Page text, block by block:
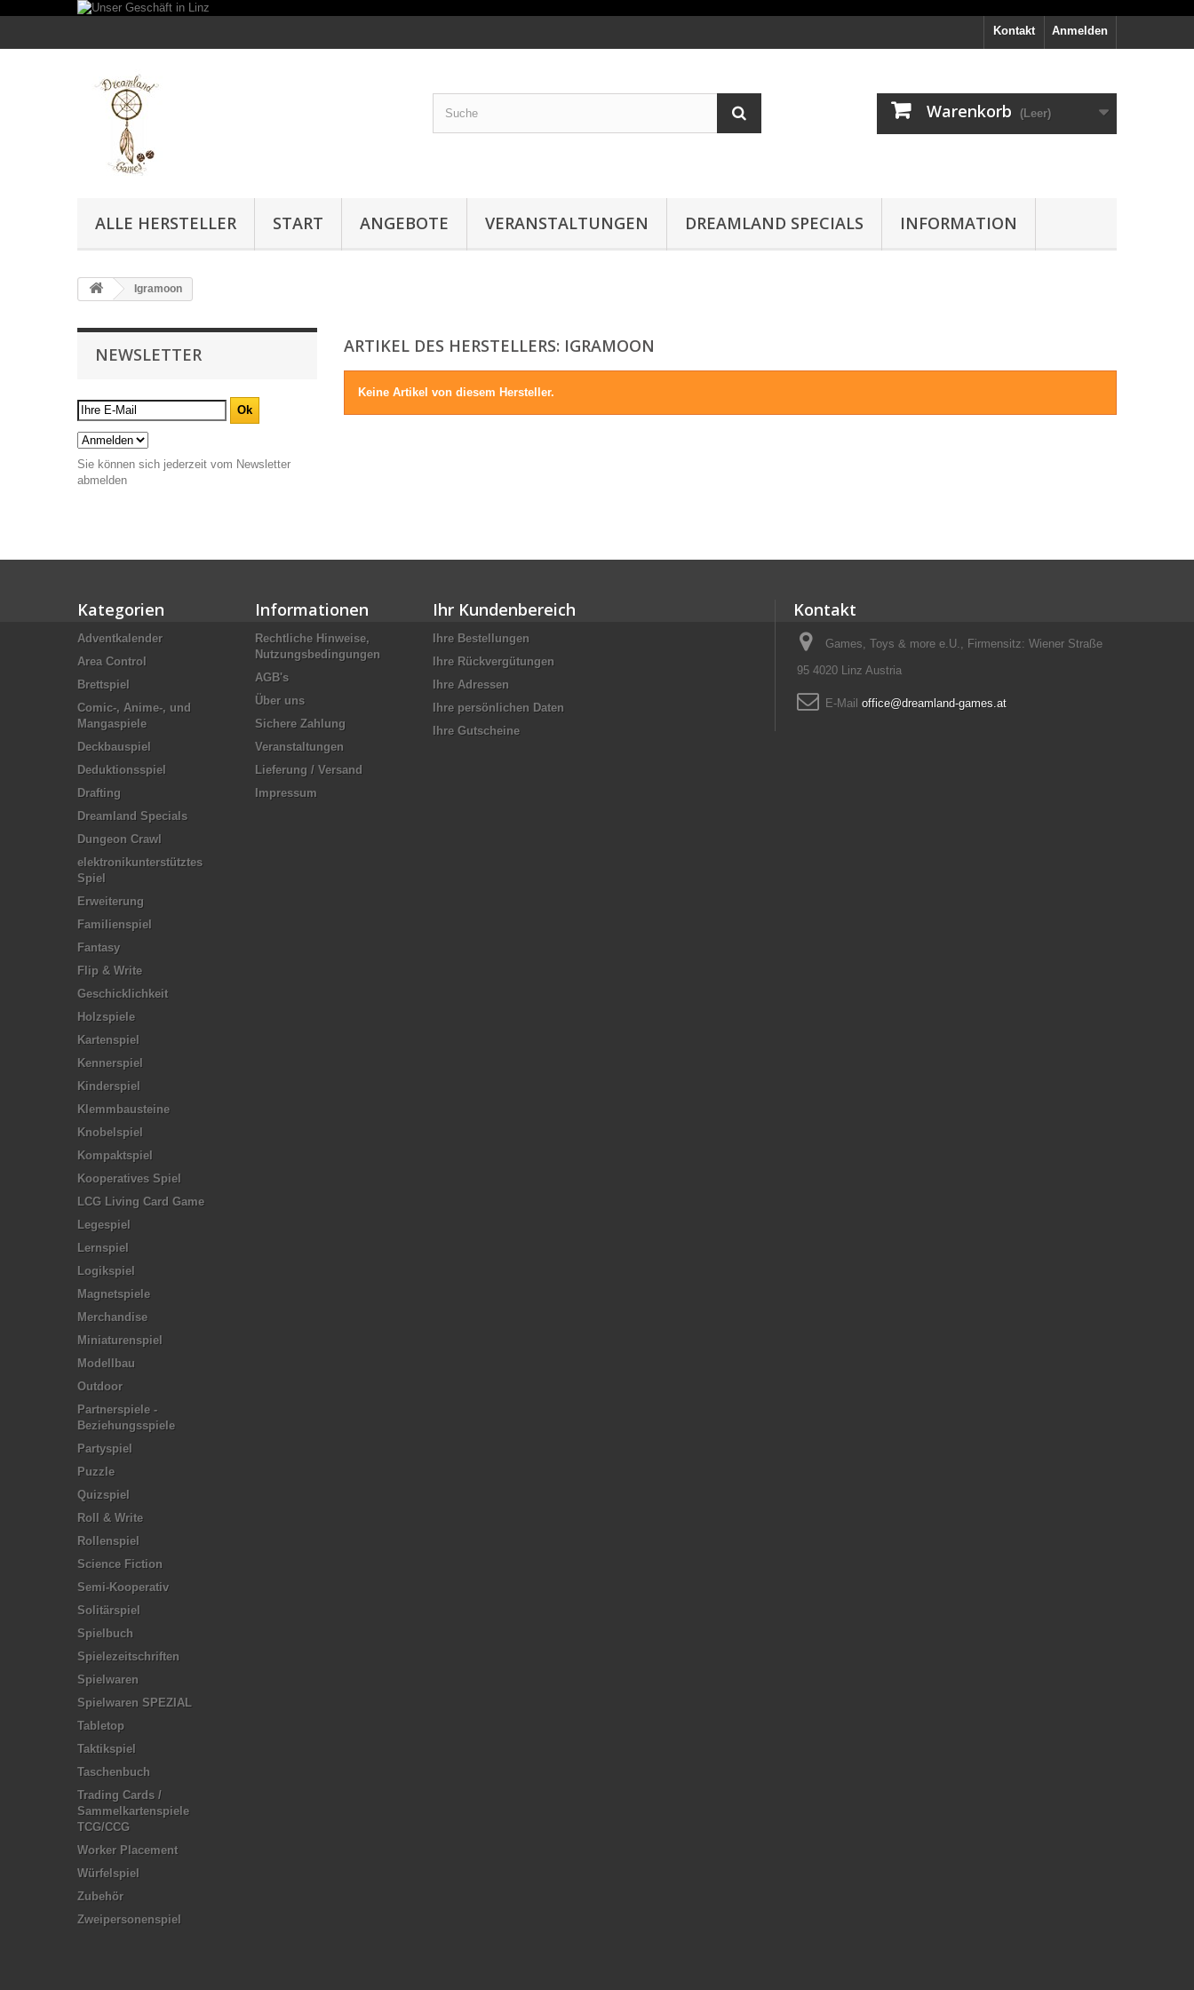
Anmelden
Kontakt
Warenkorb (Leer)
ALLE HERSTELLER START ANGEBOTE VERANSTALTUNGEN DREAMLAND SPECIALS INFORMATION
Igramoon
NEWSLETTER
Sie können sich jederzeit vom Newsletter
abmelden
ARTIKEL DES HERSTELLERS: IGRAMOON
Keine Artikel von diesem Hersteller.
Kategorien
Adventkalender
Area Control
Brettspiel
Comic-, Anime-, und
Mangaspiele
Deckbauspiel
Deduktionsspiel
Drafting
Dreamland Specials
Dungeon Crawl
elektronikunterstütztes
Spiel
Erweiterung
Familienspiel
Fantasy
Flip & Write
Geschicklichkeit
Holzspiele
Kartenspiel
Kennerspiel
Kinderspiel
Klemmbausteine
Knobelspiel
Kompaktspiel
Kooperatives Spiel
LCG Living Card Game
Legespiel
Lernspiel
Logikspiel
Magnetspiele
Merchandise
Miniaturenspiel
Modellbau
Outdoor
Partnerspiele -
Beziehungsspiele
Partyspiel
Puzzle
Quizspiel
Roll & Write
Rollenspiel
Science Fiction
Semi-Kooperativ
Solitärspiel
Spielbuch
Spielezeitschriften
Spielwaren
Spielwaren SPEZIAL
Tabletop
Taktikspiel
Taschenbuch
Trading Cards /
Sammelkartenspiele
TCG/CCG
Worker Placement
Würfelspiel
Zubehör
Zweipersonenspiel
Informationen
Rechtliche Hinweise,
Nutzungsbedingungen
AGB's
Über uns
Sichere Zahlung
Veranstaltungen
Lieferung / Versand
Impressum
Ihr Kundenbereich
Ihre Bestellungen
Ihre Rückvergütungen
Ihre Adressen
Ihre persönlichen Daten
Ihre Gutscheine
Kontakt
Games, Toys & more e.U., Firmensitz: Wiener Straße
95 4020 Linz Austria
E-Mail office@dreamland-games.at